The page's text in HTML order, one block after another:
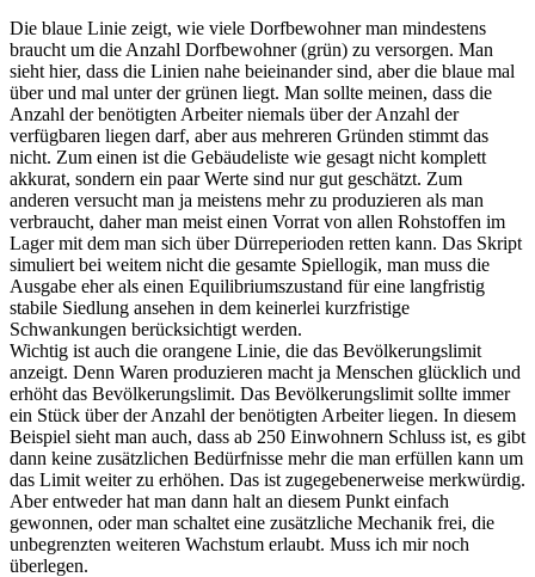
Die blaue Linie zeigt, wie viele Dorfbewohner man mindestens
braucht um die Anzahl Dorfbewohner (grün) zu versorgen. Man
sieht hier, dass die Linien nahe beieinander sind, aber die blaue mal
über und mal unter der grünen liegt. Man sollte meinen, dass die
Anzahl der benötigten Arbeiter niemals über der Anzahl der
verfügbaren liegen darf, aber aus mehreren Gründen stimmt das
nicht. Zum einen ist die Gebäudeliste wie gesagt nicht komplett
akkurat, sondern ein paar Werte sind nur gut geschätzt. Zum
anderen versucht man ja meistens mehr zu produzieren als man
verbraucht, daher man meist einen Vorrat von allen Rohstoffen im
Lager mit dem man sich über Dürreperioden retten kann. Das Skript
simuliert bei weitem nicht die gesamte Spiellogik, man muss die
Ausgabe eher als einen Equilibriumszustand für eine langfristig
stabile Siedlung ansehen in dem keinerlei kurzfristige
Schwankungen berücksichtigt werden.
Wichtig ist auch die orangene Linie, die das Bevölkerungslimit
anzeigt. Denn Waren produzieren macht ja Menschen glücklich und
erhöht das Bevölkerungslimit. Das Bevölkerungslimit sollte immer
ein Stück über der Anzahl der benötigten Arbeiter liegen. In diesem
Beispiel sieht man auch, dass ab 250 Einwohnern Schluss ist, es gibt
dann keine zusätzlichen Bedürfnisse mehr die man erfüllen kann um
das Limit weiter zu erhöhen. Das ist zugegebenerweise merkwürdig.
Aber entweder hat man dann halt an diesem Punkt einfach
gewonnen, oder man schaltet eine zusätzliche Mechanik frei, die
unbegrenzten weiteren Wachstum erlaubt. Muss ich mir noch
überlegen.